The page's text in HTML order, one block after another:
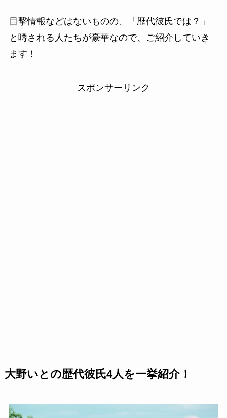
目撃情報などはないものの、「歴代彼氏では？」
と噂される人たちが豪華なので、ご紹介していき
ます！
スポンサーリンク
大野いとの歴代彼氏4人を一挙紹介！